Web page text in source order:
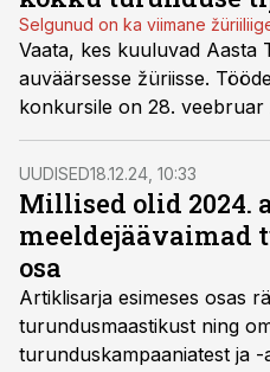
Selgunud on ka viimane
Vaata, kes kuuluvad Aasta
auväärsesse žüriisse.
konkursile on 28. veebruar
UUDISED18.12.24, 10:33
Millised olid 2024.
meeldejäävaimad
osa
Artiklisarja esimeses osas
turundusmaastikust ning
turunduskampaaniatest ja